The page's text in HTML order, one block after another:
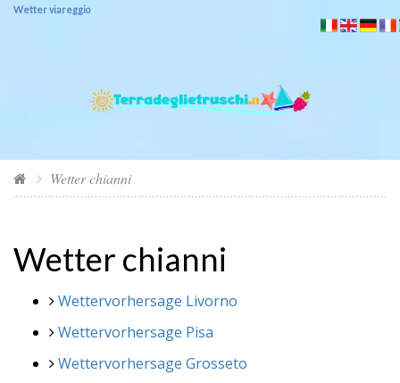
Wetter viareggio
Wetter chianni
Wetter chianni
Wettervorhersage Livorno
Wettervorhersage Pisa
Wettervorhersage Grosseto